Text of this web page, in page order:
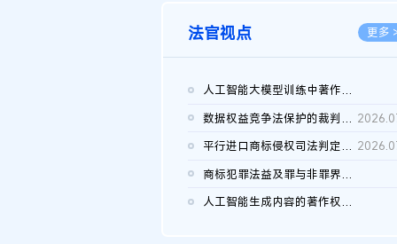
法官视点 更多
人工智能大模型训练中著作权的合理使用
数据权益竞争法保护的裁判路径构建
平行进口商标侵权司法判定规则的困境与纾解
商标犯罪法益及罪与非罪界限研究
人工智能生成内容的著作权司法认定：演进逻辑、现实困境与规则建...